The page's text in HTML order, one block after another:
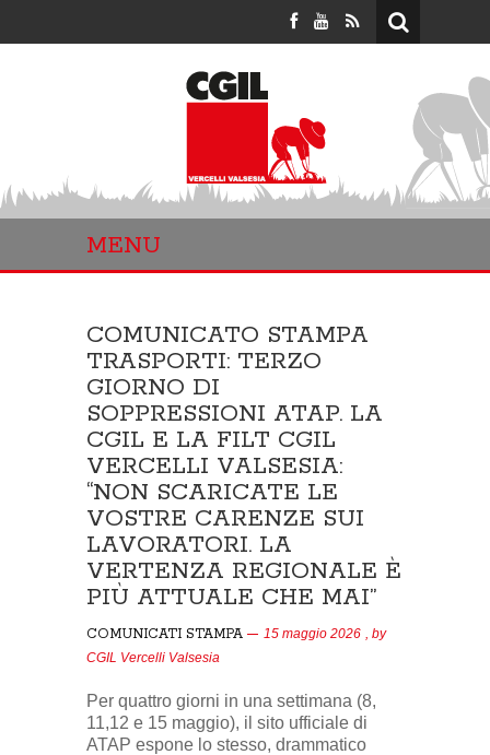
MENU
COMUNICATO STAMPA
TRASPORTI: TERZO
GIORNO DI
SOPPRESSIONI ATAP. LA
CGIL E LA FILT CGIL
VERCELLI VALSESIA:
“NON SCARICATE LE
VOSTRE CARENZE SUI
LAVORATORI. LA
VERTENZA REGIONALE È
PIÙ ATTUALE CHE MAI”
COMUNICATI STAMPA 15 maggio 2026 , by
CGIL Vercelli Valsesia
Per quattro giorni in una settimana (8,
11,12 e 15 maggio), il sito ufficiale di
ATAP espone lo stesso, drammatico